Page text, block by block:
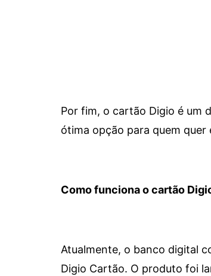
Por fim, o cartão Digio é um
ótima opção para quem
Como funciona o cartão
Atualmente, o banco digital
Digio Cartão. O produto foi